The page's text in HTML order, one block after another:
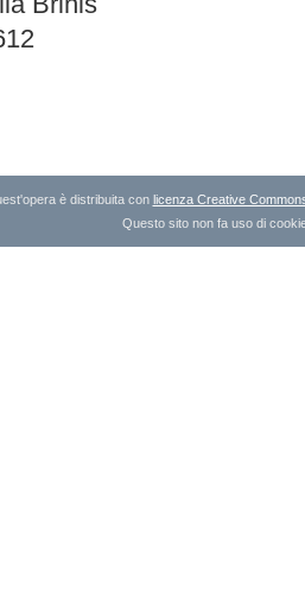
è distribuita con licenza Creative
Questo sito non fa uso di